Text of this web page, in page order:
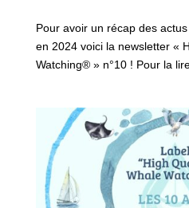
Pour avoir un récap des
en 2024 voici la newsletter «
Watching® » n°10 ! Pour la